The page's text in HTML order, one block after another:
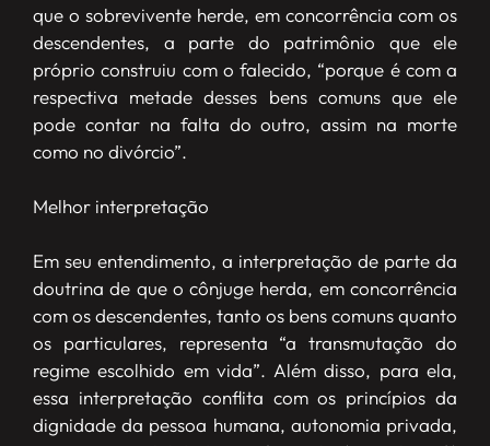
que o sobrevivente herde, em concorrência com os
descendentes, a parte do patrimônio que ele
próprio construiu com o falecido, “porque é com a
respectiva metade desses bens comuns que ele
pode contar na falta do outro, assim na morte
como no divórcio”.
Melhor interpretação
Em seu entendimento, a interpretação de parte da
doutrina de que o cônjuge herda, em concorrência
com os descendentes, tanto os bens comuns quanto
os particulares, representa “a transmutação do
regime escolhido em vida”. Além disso, para ela,
essa interpretação conflita com os princípios da
dignidade da pessoa humana, autonomia privada,